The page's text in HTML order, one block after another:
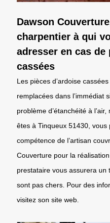
Dawson
charpentier à qui
adresser en cas de
cassées
Les pièces d’ardoise
remplacées dans l’immédiat
problème d’étanchéité à
êtes à Tinqueux 51430, vous
compétence de l’artisan
Couverture pour la
prestataire vous assurera un
sont pas chers. Pour des
visitez son site web.